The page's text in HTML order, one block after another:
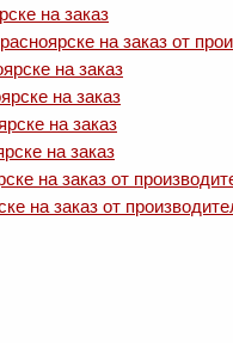
на заказ
на заказ от
на заказ
на заказ
на заказ
на заказ
на заказ от
на заказ от